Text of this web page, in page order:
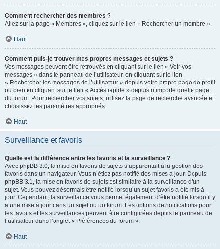
Comment rechercher des membres ?
Allez sur la page « Membres », cliquez sur le lien « Rechercher un membre ».
Haut
Comment puis-je trouver mes propres messages et sujets ?
Vos messages peuvent être retrouvés en cliquant sur le lien « Voir vos
messages » dans le panneau de l’utilisateur, en cliquant sur le lien
« Rechercher les messages de l’utilisateur » depuis votre propre page de profil
ou bien en cliquant sur le lien « Accès rapide » depuis n’importe quelle page
du forum. Pour rechercher vos sujets, utilisez la page de recherche avancée et
choisissez les paramètres appropriés.
Haut
Surveillance et favoris
Quelle est la différence entre les favoris et la surveillance ?
Avec phpBB 3.0, la mise en favoris de sujets s’apparentait à la gestion des
favoris dans un navigateur. Vous n’étiez pas notifié des mises à jour. Depuis
phpBB 3.1, la mise en favoris de sujets est similaire à la surveillance d’un
sujet. Vous pouvez désormais être notifié lorsqu’un sujet favoris a été mis à
jour. Cependant, la surveillance vous permet également d’être notifié lorsqu’il y
a une mise à jour dans un sujet ou un forum. Les options de notifications pour
les favoris et les surveillances peuvent être configurées depuis le panneau de
l’utilisateur dans l’onglet « Préférences du forum ».
Haut